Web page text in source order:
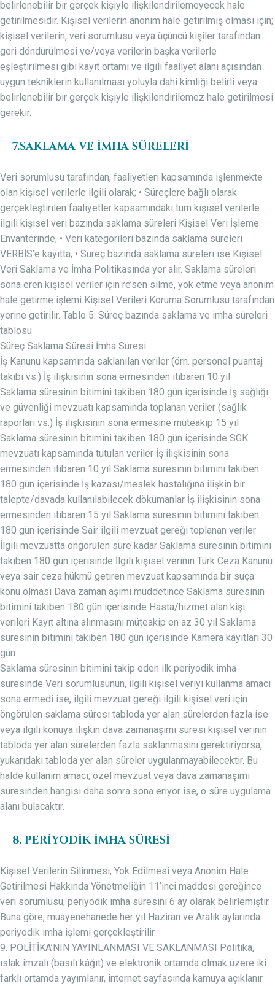
belirlenebilir bir gerçek kişiyle ilişkilendirilemeyecek hale
getirilmesidir. Kişisel verilerin anonim hale getirilmiş olması için;
kişisel verilerin, veri sorumlusu veya üçüncü kişiler tarafından
geri döndürülmesi ve/veya verilerin başka verilerle
eşleştirilmesi gibi kayıt ortamı ve ilgili faaliyet alanı açısından
uygun tekniklerin kullanılması yoluyla dahi kimliği belirli veya
belirlenebilir bir gerçek kişiyle ilişkilendirilemez hale getirilmesi
gerekir.
7.SAKLAMA VE İMHA SÜRELERİ
Veri sorumlusu tarafından, faaliyetleri kapsamında işlenmekte
olan kişisel verilerle ilgili olarak; • Süreçlere bağlı olarak
gerçekleştirilen faaliyetler kapsamındaki tüm kişisel verilerle
ilgili kişisel veri bazında saklama süreleri Kişisel Veri İşleme
Envanterinde; • Veri kategorileri bazında saklama süreleri
VERBİS’e kayıtta; • Süreç bazında saklama süreleri ise Kişisel
Veri Saklama ve İmha Politikasında yer alır. Saklama süreleri
sona eren kişisel veriler için re’sen silme, yok etme veya anonim
hale getirme işlemi Kişisel Verileri Koruma Sorumlusu tarafından
yerine getirilir. Tablo 5: Süreç bazında saklama ve imha süreleri
tablosu
Süreç Saklama Süresi İmha Süresi
İş Kanunu kapsamında saklanılan veriler (örn. personel puantaj
takibi vs.) İş ilişkisinin sona ermesinden itibaren 10 yıl
Saklama süresinin bitimini takiben 180 gün içerisinde İş sağlığı
ve güvenliği mevzuatı kapsamında toplanan veriler (sağlık
raporları vs.) İş ilişkisinin sona ermesine müteakip 15 yıl
Saklama süresinin bitimini takiben 180 gün içerisinde SGK
mevzuatı kapsamında tutulan veriler İş ilişkisinin sona
ermesinden itibaren 10 yıl Saklama süresinin bitimini takiben
180 gün içerisinde İş kazası/meslek hastalığına ilişkin bir
talepte/davada kullanılabilecek dökümanlar İş ilişkisinin sona
ermesinden itibaren 15 yıl Saklama süresinin bitimini takiben
180 gün içerisinde Sair ilgili mevzuat gereği toplanan veriler
İlgili mevzuatta öngörülen süre kadar Saklama süresinin bitimini
takiben 180 gün içerisinde İlgili kişisel verinin Türk Ceza Kanunu
veya sair ceza hükmü getiren mevzuat kapsamında bir suça
konu olması Dava zaman aşımı müddetince Saklama süresinin
bitimini takiben 180 gün içerisinde Hasta/hizmet alan kişi
verileri Kayıt altına alınmasını müteakip en az 30 yıl Saklama
süresinin bitimini takiben 180 gün içerisinde Kamera kayıtları 30
gün
Saklama süresinin bitimini takip eden ilk periyodik imha
süresinde Veri sorumlusunun, ilgili kişisel veriyi kullanma amacı
sona ermedi ise, ilgili mevzuat gereği ilgili kişisel veri için
öngörülen saklama süresi tabloda yer alan sürelerden fazla ise
veya ilgili konuya ilişkin dava zamanaşımı süresi kişisel verinin
tabloda yer alan sürelerden fazla saklanmasını gerektiriyorsa,
yukarıdaki tabloda yer alan süreler uygulanmayabilecektir. Bu
halde kullanım amacı, özel mevzuat veya dava zamanaşımı
süresinden hangisi daha sonra sona eriyor ise, o süre uygulama
alanı bulacaktır.
8. PERİYODİK İMHA SÜRESİ
Kişisel Verilerin Silinmesi, Yok Edilmesi veya Anonim Hale
Getirilmesi Hakkında Yönetmeliğin 11’inci maddesi gereğince
veri sorumlusu, periyodik imha süresini 6 ay olarak belirlemiştir.
Buna göre, muayenehanede her yıl Haziran ve Aralık aylarında
periyodik imha işlemi gerçekleştirilir.
9. POLİTİKA’NIN YAYINLANMASI VE SAKLANMASI Politika,
ıslak imzalı (basılı kâğıt) ve elektronik ortamda olmak üzere iki
farklı ortamda yayımlanır, internet sayfasında kamuya açıklanır.